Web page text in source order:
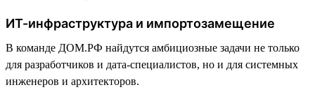
ИТ-инфраструктура и импортозамещение
В команде ДОМ.РФ найдутся амбициозные задачи не только
для разработчиков и дата-специалистов, но и для системных
инженеров и архитекторов.